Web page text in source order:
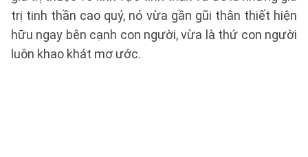
trị tinh thần cao quý, nó vừa gần gũi thân thiết hiện
hữu ngay bên cạnh con người, vừa là thứ con người
luôn khao khát mơ ước.